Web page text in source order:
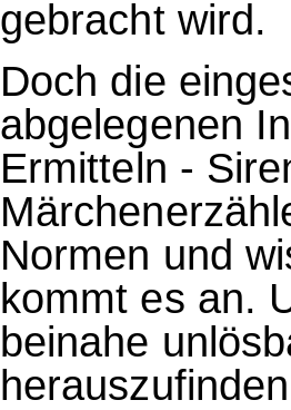
gebracht wird.
Doch die
abgelegenen
Ermitteln -
Normen und
kommt es an.
beinahe